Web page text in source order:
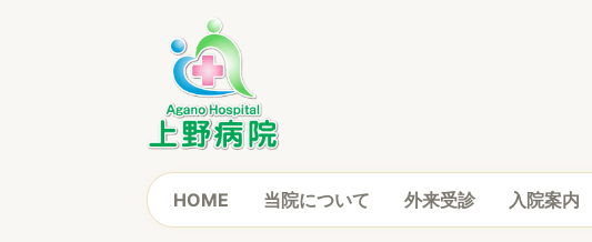
HOME 当院について 外来受診 入院案内